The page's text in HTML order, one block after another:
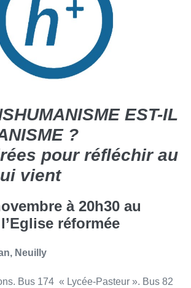
EST-IL
?
pour réfléchir au
vient
à 20h30 au
réformée
Neuilly
Bus 174 « Lycée-Pasteur ». Bus 82